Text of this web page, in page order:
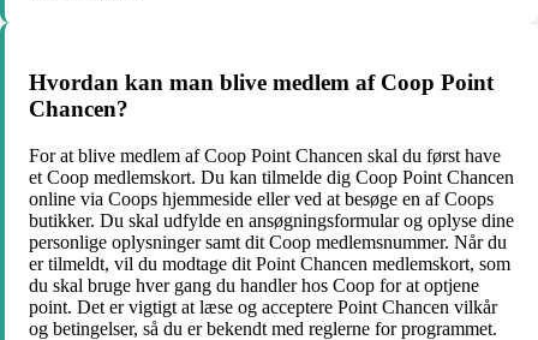
Hvordan kan man blive medlem af Coop Point
Chancen?
For at blive medlem af Coop Point Chancen skal du først have
et Coop medlemskort. Du kan tilmelde dig Coop Point Chancen
online via Coops hjemmeside eller ved at besøge en af Coops
butikker. Du skal udfylde en ansøgningsformular og oplyse dine
personlige oplysninger samt dit Coop medlemsnummer. Når du
er tilmeldt, vil du modtage dit Point Chancen medlemskort, som
du skal bruge hver gang du handler hos Coop for at optjene
point. Det er vigtigt at læse og acceptere Point Chancen vilkår
og betingelser, så du er bekendt med reglerne for programmet.